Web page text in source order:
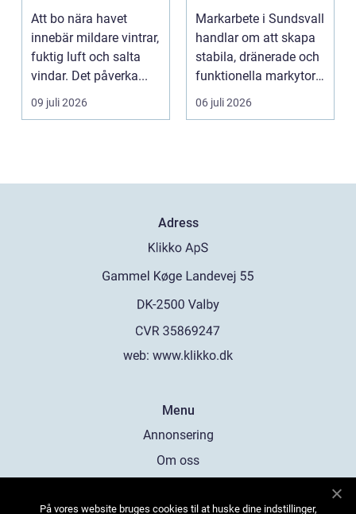
kustklimat
Att bo nära havet
innebär mildare vintrar,
fuktig luft och salta
vindar. Det påverka...
09 juli 2026
hållbara hus,
vägar och tomter
Markarbete i Sundsvall
handlar om att skapa
stabila, dränerade och
funktionella markytor
som kl...
06 juli 2026
Adress
web: www.klikko.dk
Menu
Annonsering
Om oss
På vores website bruges cookies til at huske dine indstillinger,